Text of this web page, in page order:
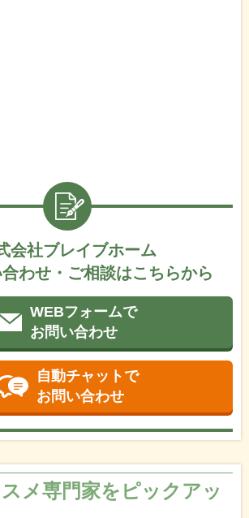
会社ブレイブホーム
わせ・ご相談はこちらから
WEBフォームで
お問い合わせ
自動チャットで
お問い合わせ
メ専門家をピックアッ